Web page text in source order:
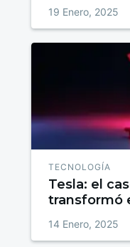
19 Enero, 2025
TECNOLOGÍA
Tesla: el
transformó
14 Enero, 2025